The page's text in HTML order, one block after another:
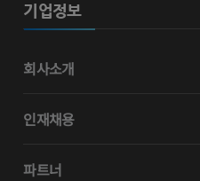
기업정보
회사소개
인재채용
파트너